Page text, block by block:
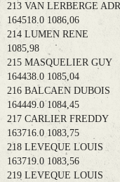
213 VAN LERBERGE
164518.0 1086,06
214 LUMEN RENE
1085,98
215 MASQUELIER
164438.0 1085,04
216 BALCAEN
164449.0 1084,45
217 CARLIER
163716.0 1083,75
218 LEVEQUE
163719.0 1083,56
219 LEVEQUE